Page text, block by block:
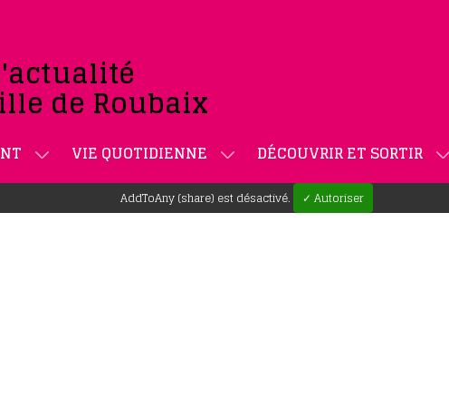
de Roubaix
VIE QUOTIDIENNE DÉCOUVRIR ET SORTIR
AddToAny (share) est désactivé. ✓ Autoriser